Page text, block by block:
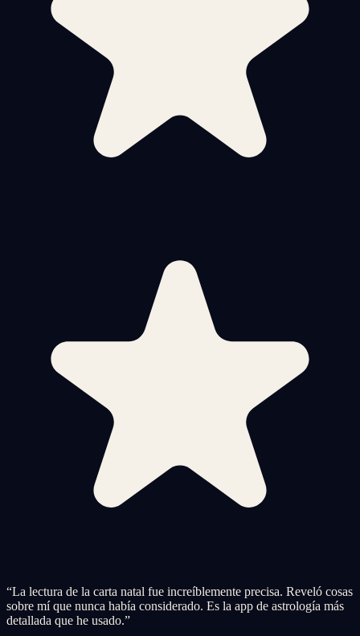
“La lectura de la carta natal fue increíblemente precisa. Reveló cosas
sobre mí que nunca había considerado. Es la app de astrología más
detallada que he usado.”